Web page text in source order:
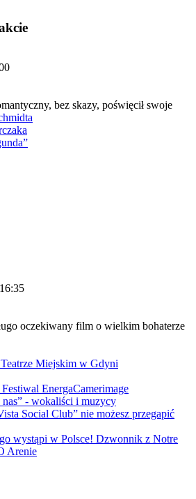
bez skazy, poświęcił swoje
oczekiwany film o wielkim bohaterze
Miejskim w Gdyni
EnergaCamerimage
- wokaliści i muzycy
Social Club” nie możesz przegapić
wystąpi w Polsce! Dzwonnik z Notre
Arenie